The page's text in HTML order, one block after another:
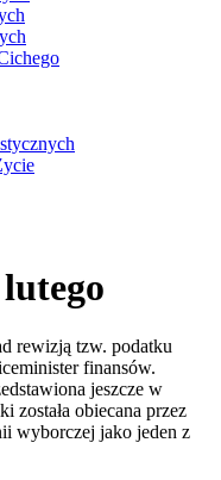
rewizją tzw. podatku
finansów.
jeszcze w
została obiecana przez
wyborczej jako jeden z